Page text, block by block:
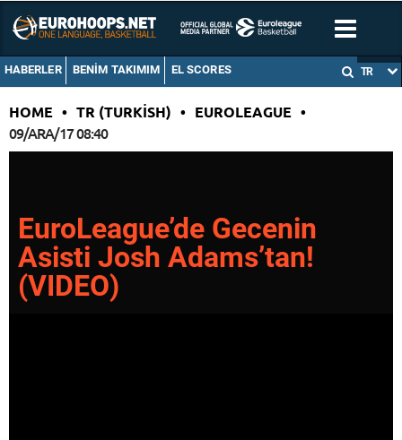
HABERLER BENIM TAKIMIM EL SCORES TR
HOME • TR (TURKISH) • EUROLEAGUE •
09/ARA/17 08:40
EuroLeague’de Gecenin
Asisti Josh Adams’tan!
(VIDEO)